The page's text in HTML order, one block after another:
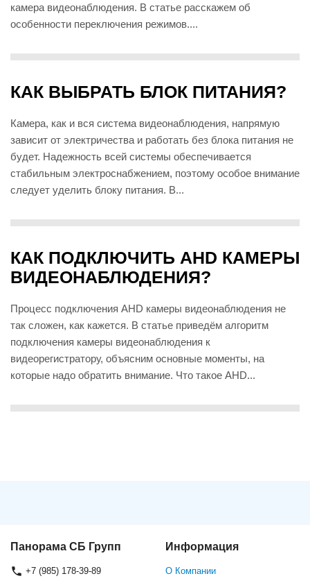
камера видеонаблюдения. В статье расскажем об
особенности переключения режимов....
КАК ВЫБРАТЬ БЛОК ПИТАНИЯ?
Камера, как и вся система видеонаблюдения, напрямую
зависит от электричества и работать без блока питания не
будет. Надежность всей системы обеспечивается
стабильным электроснабжением, поэтому особое внимание
следует уделить блоку питания. В...
КАК ПОДКЛЮЧИТЬ AHD КАМЕРЫ
ВИДЕОНАБЛЮДЕНИЯ?
Процесс подключения AHD камеры видеонаблюдения не
так сложен, как кажется. В статье приведём алгоритм
подключения камеры видеонаблюдения к
видеорегистратору, объясним основные моменты, на
которые надо обратить внимание. Что такое AHD...
Панорама СБ Групп
+7 (985) 178-39-89
Информация
О Компании